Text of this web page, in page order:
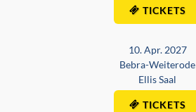
TICKETS
10. Apr. 2027
Bebra-Weiterode
Ellis Saal
TICKETS